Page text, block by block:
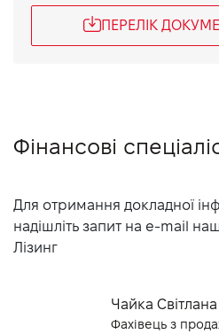
ПЕРЕЛІК
Фінансові
Для отримання докладної
надішліть запит на e-mail
Лізинг
Чайка Світлана
Фахівець з